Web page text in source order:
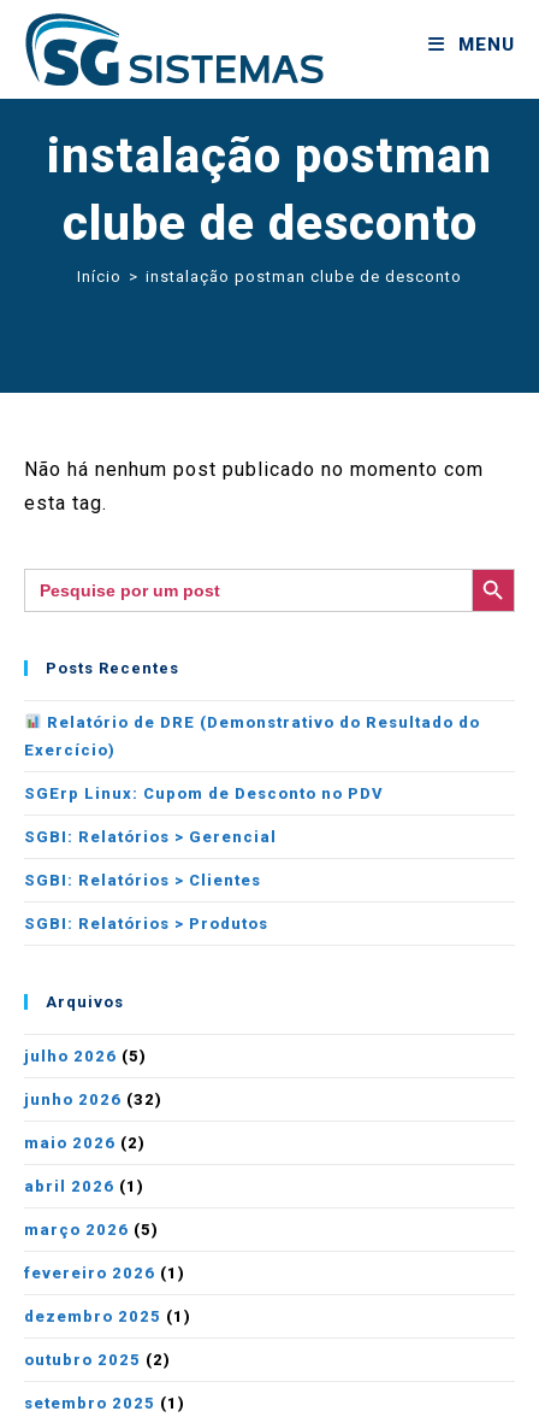
MENU
instalação postman
clube de desconto
Início > instalação postman clube de desconto
Não há nenhum post publicado no momento com
esta tag.
Search
for:
SEARCH BUTTON
Posts Recentes
Relatório de DRE (Demonstrativo do Resultado do
Exercício)
SGErp Linux: Cupom de Desconto no PDV
SGBI: Relatórios > Gerencial
SGBI: Relatórios > Clientes
SGBI: Relatórios > Produtos
Arquivos
julho 2026 (5)
junho 2026 (32)
maio 2026 (2)
abril 2026 (1)
março 2026 (5)
fevereiro 2026 (1)
dezembro 2025 (1)
outubro 2025 (2)
setembro 2025 (1)